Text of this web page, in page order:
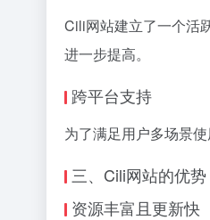
Cili网站建立了一个活
进一步提高。
跨平台支持
为了满足用户多场景
三、Cili网站的优势
资源丰富且更新快